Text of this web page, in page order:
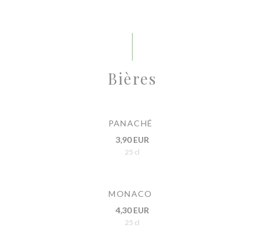
Bières
PANACHÉ
3,90 EUR
25 cl
MONACO
4,30 EUR
25 cl